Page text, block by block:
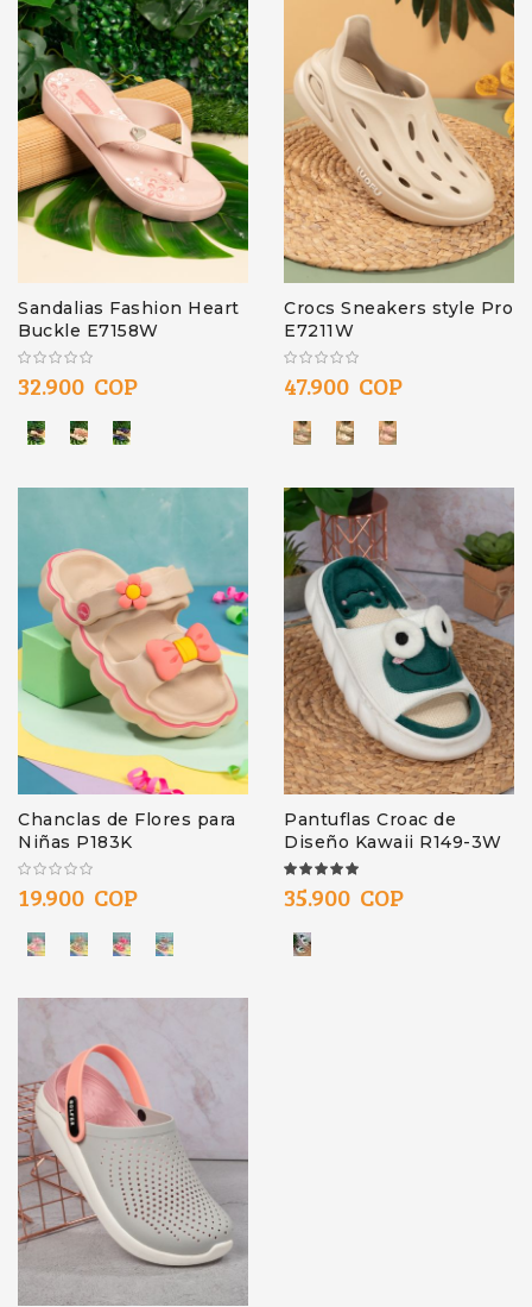
Sandalias Fashion Heart
Buckle E7158W
32.900 COP
Crocs Sneakers style Pro
E7211W
47.900 COP
Chanclas de Flores para
Niñas P183K
19.900 COP
Pantuflas Croac de
Diseño Kawaii R149-3W
100%
35.900 COP